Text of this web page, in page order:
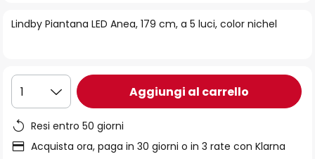
immagini
Lindby Piantana LED Anea, 179 cm, a 5 luci, color nichel
1 Aggiungi al carrello
Resi entro 50 giorni
Acquista ora, paga in 30 giorni o in 3 rate con Klarna